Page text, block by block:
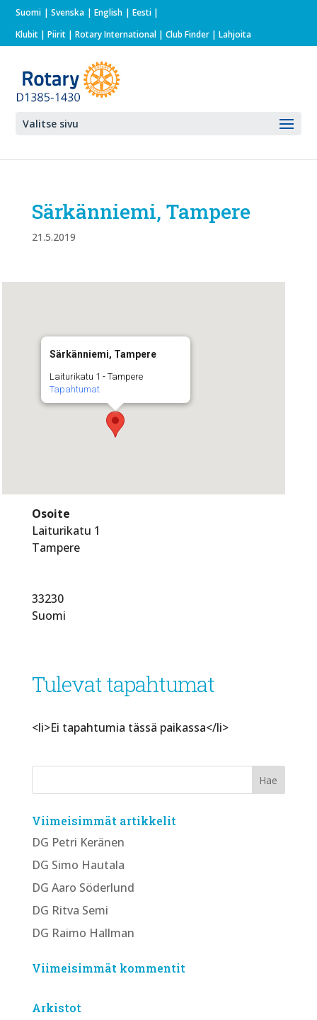
Suomi Svenska English
Eesti
Klubit |Piirit |Rotary International | Club Finder | Lahjoita
Valitse sivu
Särkänniemi, Tampere
21.5.2019
Särkänniemi, Tampere
Laiturikatu 1 - Tampere
Tapahtumat
Osoite
Laiturikatu 1
Tampere
33230
Suomi
Tulevat tapahtumat
<li>Ei tapahtumia tässä paikassa</li>
Viimeisimmät artikkelit
DG Petri Keränen
DG Simo Hautala
DG Aaro Söderlund
DG Ritva Semi
DG Raimo Hallman
Viimeisimmät kommentit
Arkistot